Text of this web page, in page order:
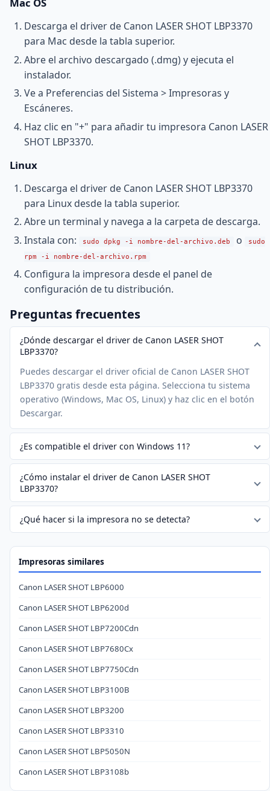
Descarga el driver de Canon LASER SHOT LBP3370
para Mac desde la tabla superior.
Abre el archivo descargado (.dmg) y ejecuta el
instalador.
Ve a Preferencias del Sistema > Impresoras y
Escáneres.
Haz clic en "+" para añadir tu impresora Canon LASER
SHOT LBP3370.
Linux
Descarga el driver de Canon LASER SHOT LBP3370
para Linux desde la tabla superior.
Abre un terminal y navega a la carpeta de descarga.
Instala con:
sudo dpkg -i nombre-del-archivo.deb o
sudo
rpm -i nombre-del-archivo.rpm
Configura la impresora desde el panel de
configuración de tu distribución.
Preguntas frecuentes
¿Dónde descargar el driver de Canon LASER SHOT
LBP3370?
Puedes descargar el driver oficial de Canon LASER SHOT
LBP3370 gratis desde esta página. Selecciona tu sistema
operativo (Windows, Mac OS, Linux) y haz clic en el botón
Descargar.
¿Es compatible el driver con Windows 11?
¿Cómo instalar el driver de Canon LASER SHOT
LBP3370?
¿Qué hacer si la impresora no se detecta?
Impresoras similares
Canon LASER SHOT LBP6000
Canon LASER SHOT LBP6200d
Canon LASER SHOT LBP7200Cdn
Canon LASER SHOT LBP7680Cx
Canon LASER SHOT LBP7750Cdn
Canon LASER SHOT LBP3100B
Canon LASER SHOT LBP3200
Canon LASER SHOT LBP3310
Canon LASER SHOT LBP5050N
Canon LASER SHOT LBP3108b